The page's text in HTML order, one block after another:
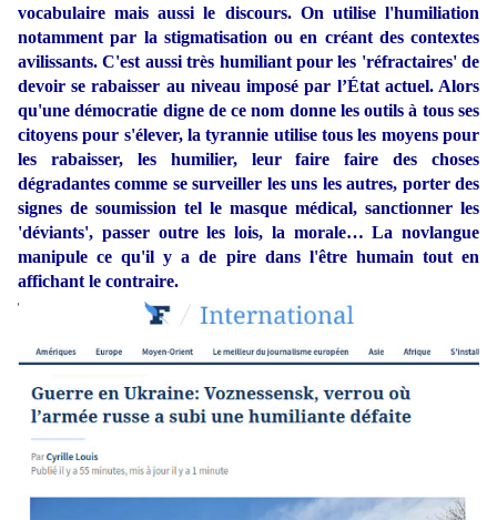
vocabulaire mais aussi le discours. On utilise l'humiliation
notamment par la stigmatisation ou en créant des contextes
avilissants. C'est aussi très humiliant pour les 'réfractaires' de
devoir se rabaisser au niveau imposé par l’État actuel. Alors
qu'une démocratie digne de ce nom donne les outils à tous ses
citoyens pour s'élever, la tyrannie utilise tous les moyens pour
les rabaisser, les humilier, leur faire faire des choses
dégradantes comme se surveiller les uns les autres, porter des
signes de soumission tel le masque médical, sanctionner les
'déviants', passer outre les lois, la morale… La novlangue
manipule ce qu'il y a de pire dans l'être humain tout en
affichant le contraire.